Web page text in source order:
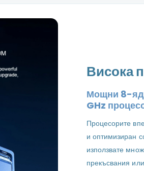
Висока
Мощни 8-
GHz
Процесорите
и оптимизиран
използвате
прекъсвания